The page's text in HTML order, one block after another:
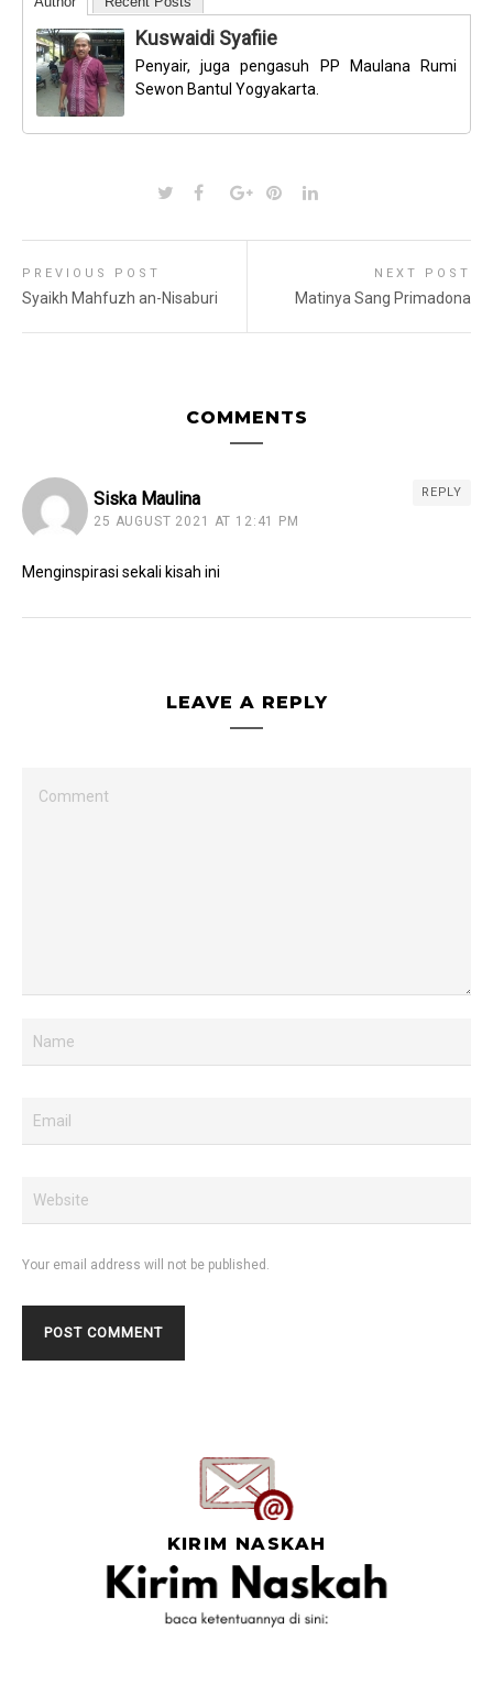
Kuswaidi Syafiie
Penyair, juga pengasuh PP Maulana Rumi
Sewon Bantul Yogyakarta.
PREVIOUS POST
Syaikh Mahfuzh an-Nisaburi
NEXT POST
Matinya Sang Primadona
COMMENTS
Siska Maulina
25 AUGUST 2021 AT 12:41 PM
REPLY
Menginspirasi sekali kisah ini
LEAVE A REPLY
Your email address will not be published.
KIRIM NASKAH